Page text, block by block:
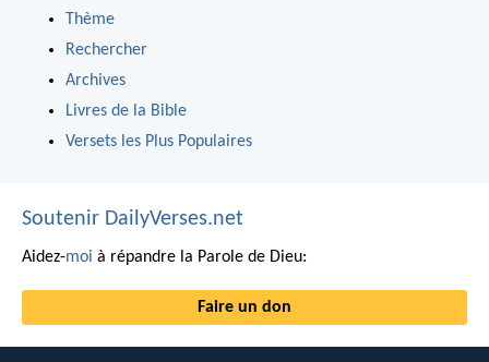
Thème
Rechercher
Archives
Livres de la Bible
Versets les Plus Populaires
Soutenir DailyVerses.net
Aidez-moi à répandre la Parole de Dieu:
Faire un don